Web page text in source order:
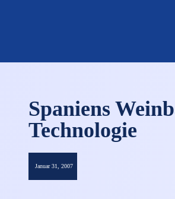
Spaniens
Technologie
Januar 31, 2007